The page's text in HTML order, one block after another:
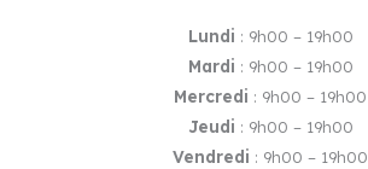
Lundi : 9h00 – 19h00
Mardi : 9h00 – 19h00
Mercredi : 9h00 – 19h00
Jeudi : 9h00 – 19h00
Vendredi : 9h00 – 19h00